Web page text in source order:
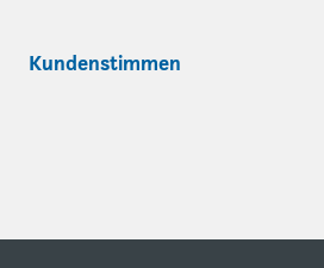
Kundenstimmen